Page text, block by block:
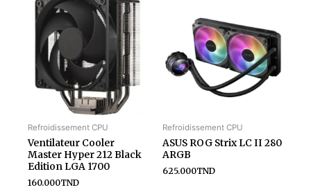
Refroidissement CPU
Ventilateur Cooler
Master Hyper 212 Black
Edition LGA 1700
160.000TND
Refroidissement CPU
ASUS ROG Strix LC II 280
ARGB
625.000TND